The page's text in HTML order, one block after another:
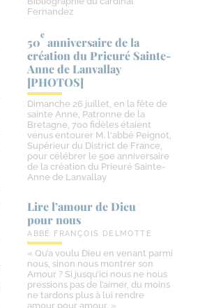
Fernandez
50
e
anniversaire de la
création du Prieuré Sainte-​
Anne de Lanvallay
[PHOTOS]
Dimanche 26 juillet, en la fête de
sainte Anne, Patronne de la
Bretagne, 700 fidèles étaient
venus entourer M. l'abbé Peignot,
Supérieur du District de France,
pour célébrer le 50e anniversaire
de la création du Prieuré Sainte-
Anne de Lanvallay
Lire l’amour de Dieu
pour nous
ABBÉ FRANÇOIS DELMOTTE
« Qu’a voulu Dieu en venant parmi
nous, sinon nous montrer son
Amour ? Si jusqu’ici nous ne nous
pressions pas de l’aimer, du moins
ne tardons plus à lui rendre
amour pour amour. »